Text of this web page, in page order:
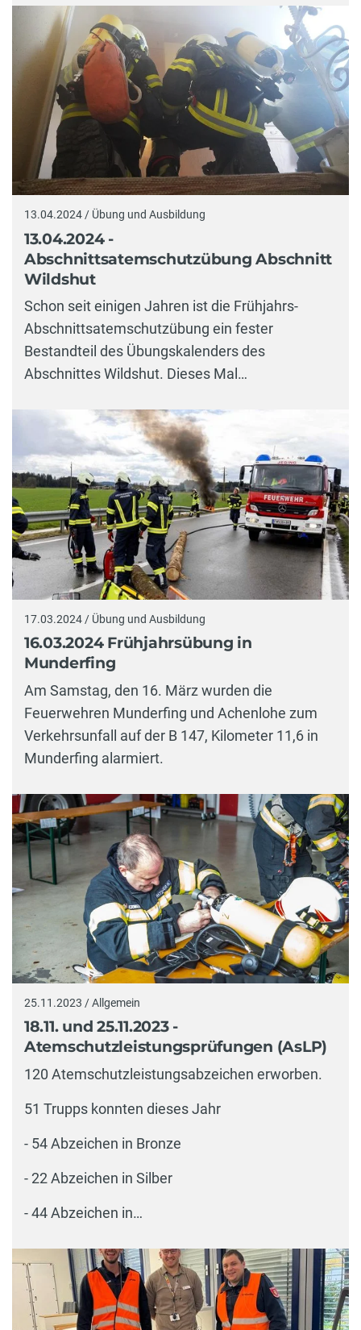
13.04.2024 / Übung und Ausbildung
13.04.2024 -
Abschnittsatemschutzübung Abschnitt
Wildshut
Schon seit einigen Jahren ist die Frühjahrs-
Abschnittsatemschutzübung ein fester
Bestandteil des Übungskalenders des
Abschnittes Wildshut. Dieses Mal…
17.03.2024 / Übung und Ausbildung
16.03.2024 Frühjahrsübung in
Munderfing
Am Samstag, den 16. März wurden die
Feuerwehren Munderfing und Achenlohe zum
Verkehrsunfall auf der B 147, Kilometer 11,6 in
Munderfing alarmiert.
25.11.2023 / Allgemein
18.11. und 25.11.2023 -
Atemschutzleistungsprüfungen (AsLP)
120 Atemschutzleistungsabzeichen erworben.
51 Trupps konnten dieses Jahr
- 54 Abzeichen in Bronze
- 22 Abzeichen in Silber
- 44 Abzeichen in…